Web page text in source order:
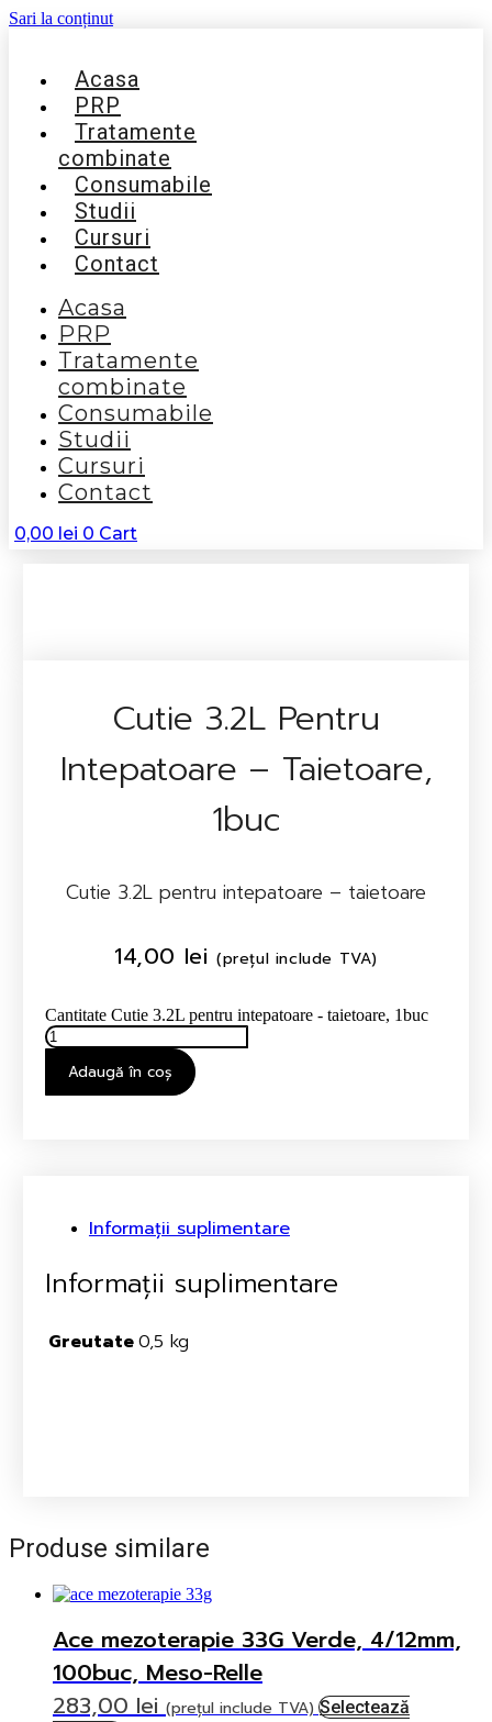
Sari la conținut
Acasa
PRP
Tratamente
combinate
Consumabile
Studii
Cursuri
Contact
Acasa
PRP
Tratamente
combinate
Consumabile
Studii
Cursuri
Contact
0,00 lei 0 Cart
Cutie 3.2L Pentru
Intepatoare – Taietoare,
1buc
Cutie 3.2L pentru intepatoare – taietoare
14,00 lei (prețul include TVA)
Cantitate Cutie 3.2L pentru intepatoare - taietoare, 1buc
Adaugă în coș
Informații suplimentare
Informații suplimentare
Greutate0,5 kg
Produse similare
Ace mezoterapie 33G Verde, 4/12mm,
100buc, Meso-Relle
283,00lei (prețul include TVA) Selectează